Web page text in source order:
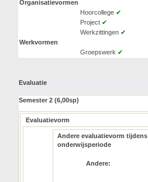
Organisatievormen
Hoorcollege ✔
Project ✔
Werkzittingen ✔
Werkvormen
Groepswerk ✔
Evaluatie
Semester 2 (6,00sp)
Evaluatievorm
Andere evaluatievorm tijdens
onderwijsperiode
Andere: